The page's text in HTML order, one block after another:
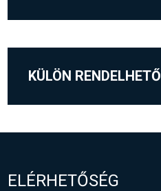
KÜLÖN RENDELHETŐ
ELÉRHETŐSÉG